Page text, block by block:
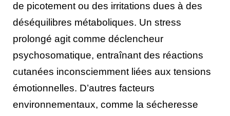
de picotement ou des irritations dues à des
déséquilibres métaboliques. Un stress
prolongé agit comme déclencheur
psychosomatique, entraînant des réactions
cutanées inconsciemment liées aux tensions
émotionnelles. D’autres facteurs
environnementaux, comme la sécheresse